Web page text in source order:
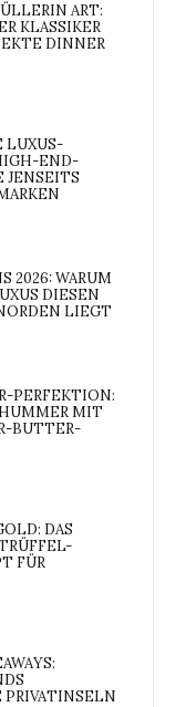
ART:
KLASSIKER
DINNER
LUXUS-
END-
JENSEITS
2026: WARUM
DIESEN
LIEGT
PERFEKTION:
MIT
BUTTER-
DAS
FÜR
PRIVATINSELN